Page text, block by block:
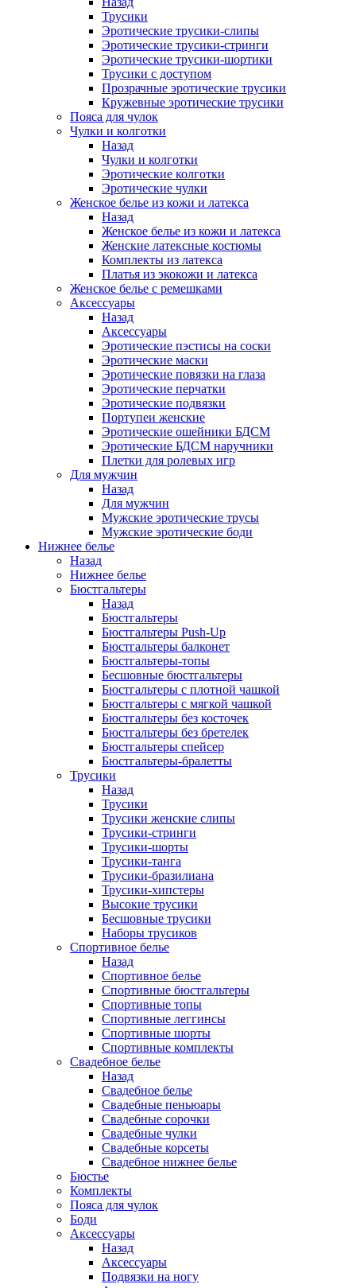
Трусики
Эротические трусики-слипы
Эротические трусики-стринги
Эротические трусики-шортики
Трусики с доступом
Прозрачные эротические трусики
Кружевные эротические трусики
Пояса для чулок
Чулки и колготки
Назад
Чулки и колготки
Эротические колготки
Эротические чулки
Женское белье из кожи и латекса
Назад
Женское белье из кожи и латекса
Женские латексные костюмы
Комплекты из латекса
Платья из экокожи и латекса
Женское белье с ремешками
Аксессуары
Назад
Аксессуары
Эротические пэстисы на соски
Эротические маски
Эротические повязки на глаза
Эротические перчатки
Эротические подвязки
Портупеи женские
Эротические ошейники БДСМ
Эротические БДСМ наручники
Плетки для ролевых игр
Для мужчин
Назад
Для мужчин
Мужские эротические трусы
Мужские эротические боди
Нижнее белье
Назад
Нижнее белье
Бюстгальтеры
Назад
Бюстгальтеры
Бюстгальтеры Push-Up
Бюстгальтеры балконет
Бюстгальтеры-топы
Бесшовные бюстгальтеры
Бюстгальтеры с плотной чашкой
Бюстгальтеры с мягкой чашкой
Бюстгальтеры без косточек
Бюстгальтеры без бретелек
Бюстгальтеры спейсер
Бюстгальтеры-бралетты
Трусики
Назад
Трусики
Трусики женские слипы
Трусики-стринги
Трусики-шорты
Трусики-танга
Трусики-бразилиана
Трусики-хипстеры
Высокие трусики
Бесшовные трусики
Наборы трусиков
Спортивное белье
Назад
Спортивное белье
Спортивные бюстгальтеры
Спортивные топы
Спортивные леггинсы
Спортивные шорты
Спортивные комплекты
Свадебное белье
Назад
Свадебное белье
Свадебные пеньюары
Свадебные сорочки
Свадебные чулки
Свадебные корсеты
Свадебное нижнее белье
Бюстье
Комплекты
Пояса для чулок
Боди
Аксессуары
Назад
Аксессуары
Подвязки на ногу